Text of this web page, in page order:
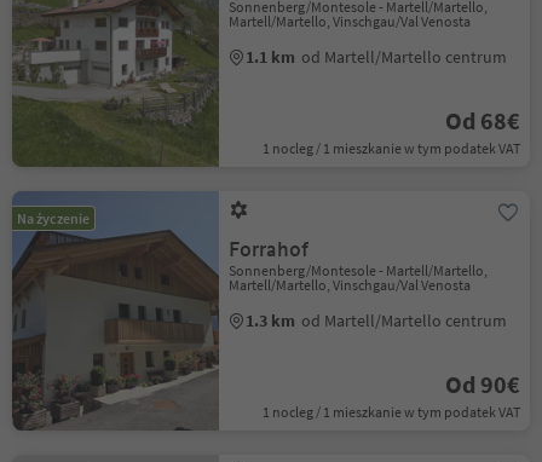
Sonnenberg/Montesole - Martell/Martello,
Martell/Martello, Vinschgau/Val Venosta
1.1 km od Martell/Martello centrum
Od 68€
1 nocleg / 1 mieszkanie w tym podatek VAT
Na życzenie
Forrahof
Sonnenberg/Montesole - Martell/Martello,
Martell/Martello, Vinschgau/Val Venosta
1.3 km od Martell/Martello centrum
Od 90€
1 nocleg / 1 mieszkanie w tym podatek VAT